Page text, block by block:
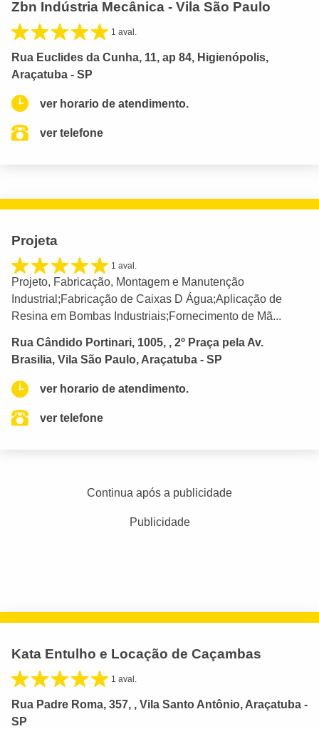
Zbn Indústria Mecânica - Vila São Paulo
1 aval.
Rua Euclides da Cunha, 11, ap 84, Higienópolis,
Araçatuba - SP
ver horario de atendimento.
ver telefone
Projeta
1 aval.
Projeto, Fabricação, Montagem e Manutenção
Industrial;Fabricação de Caixas D Água;Aplicação de
Resina em Bombas Industriais;Fornecimento de Mã...
Rua Cândido Portinari, 1005, , 2º Praça pela Av.
Brasilia, Vila São Paulo, Araçatuba - SP
ver horario de atendimento.
ver telefone
Continua após a publicidade
Publicidade
Kata Entulho e Locação de Caçambas
1 aval.
Rua Padre Roma, 357, , Vila Santo Antônio, Araçatuba -
SP